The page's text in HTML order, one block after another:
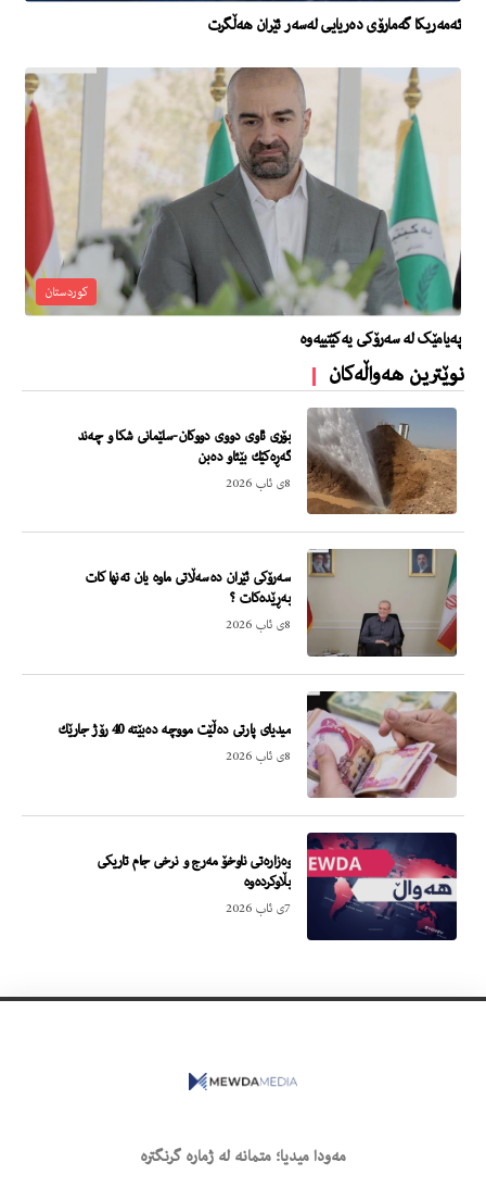
ئەمەریکا گەمارۆی دەریایی لەسەر ئێران هەڵگرت
کوردستان
پەیامێک لە سەرۆکی یەکێتییەوە
نوێترین هەواڵەکان
بۆری ئاوی دووی دووكان-سلێمانی شكا و چەند
گەڕەكێك بێئاو دەبن
8ی ئاب 2026
سەرۆكی ئێران دەسەڵاتی ماوە یان تەنها كات
بەڕێدەكات ؟
8ی ئاب 2026
میدیای پارتی دەڵێت مووچە دەبێتە 40 رۆژ جارێك
8ی ئاب 2026
وەزارەتی ناوخۆ مەرج و نرخی جام تاریکی
بڵاوکردەوە
7ی ئاب 2026
مەودا میدیا؛ متمانە لە ژمارە گرنگترە